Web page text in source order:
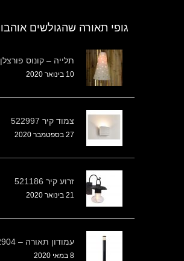
גופי תאורה שהגולשים אוהבו
תלייה – קונוס פורצלן S
10 בינואר 2020
צמוד קיר 522997
27 בספטמבר 2020
זרוע קיר 521186
21 בינואר 2020
עמודון תאורה – 522904
8 במאי 2020